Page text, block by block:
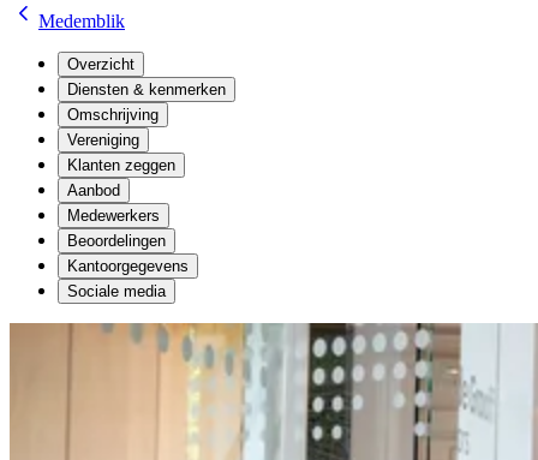
Medemblik
Overzicht
Diensten & kenmerken
Omschrijving
Vereniging
Klanten zeggen
Aanbod
Medewerkers
Beoordelingen
Kantoorgegevens
Sociale media